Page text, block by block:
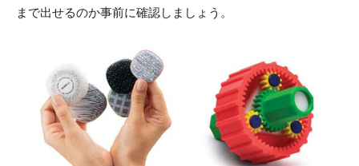
まで出せるのか事前に確認しましょう。